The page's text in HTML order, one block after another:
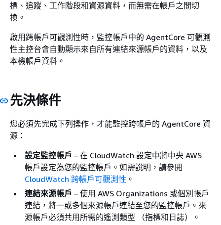
標、追蹤、工作階段和資源資料，而無需在帳戶之間切
換。
啟用跨帳戶可觀測性時，監控帳戶中的 AgentCore 可觀測
性主控台會自動顯示來自所有連結來源帳戶的資料，以及
本機帳戶資料。
先決條件
您必須先完成下列操作，才能監控跨帳戶的 AgentCore 資
源：
設定監控帳戶 – 在 CloudWatch 設定中將中央 AWS
帳戶設定為您的監控帳戶。如需說明，請參閱
CloudWatch 跨帳戶可觀測性 。
連結來源帳戶 – 使用 AWS Organizations 或個別帳戶
連結，將一或多個來源帳戶連結至您的監控帳戶。來
源帳戶必須共用所需的遙測類型 （指標和日誌）。